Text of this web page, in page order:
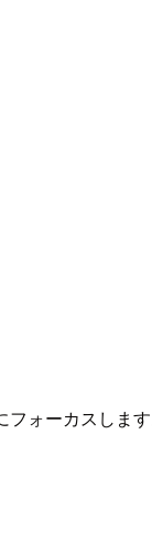
ォーカスします